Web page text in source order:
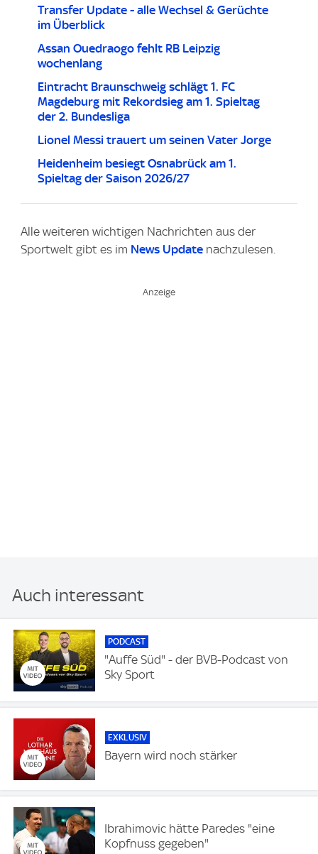
Transfer Update - alle Wechsel & Gerüchte
im Überblick
Assan Ouedraogo fehlt RB Leipzig
wochenlang
Eintracht Braunschweig schlägt 1. FC
Magdeburg mit Rekordsieg am 1. Spieltag
der 2. Bundesliga
Lionel Messi trauert um seinen Vater Jorge
Heidenheim besiegt Osnabrück am 1.
Spieltag der Saison 2026/27
Alle weiteren wichtigen Nachrichten aus der
Sportwelt gibt es im News Update nachzulesen.
Auch interessant
PODCAST
"Auffe Süd" - der BVB-Podcast von
Sky Sport
EXKLUSIV
Bayern wird noch stärker
Ibrahimovic hätte Paredes "eine
Kopfnuss gegeben"